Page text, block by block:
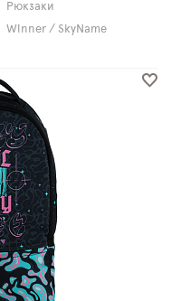
Рюкзаки
Winner / SkyName